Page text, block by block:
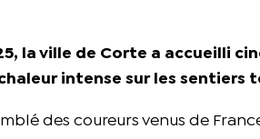
la ville de Corte a accueilli
intense sur les sentiers
des coureurs venus de